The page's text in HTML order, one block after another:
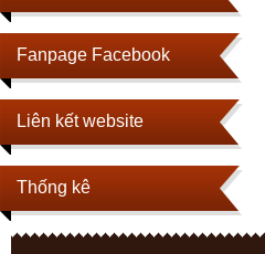
Fanpage Facebook
Liên kết website
Thống kê